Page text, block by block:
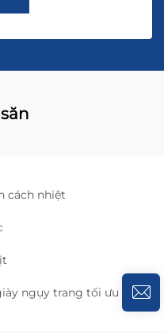
cách nhiệt
ngụy trang tối ưu